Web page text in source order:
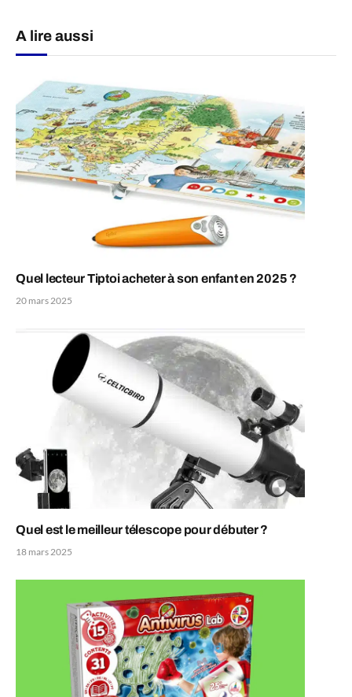
A lire aussi
Quel lecteur Tiptoi acheter à son enfant en 2025 ?
20 mars 2025
Quel est le meilleur télescope pour débuter ?
18 mars 2025